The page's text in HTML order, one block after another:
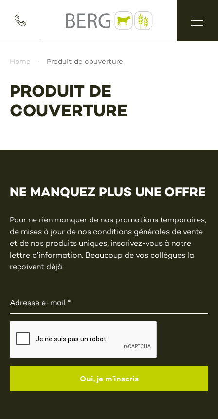
Home Produit de couverture
PRODUIT DE
COUVERTURE
NE MANQUEZ PLUS UNE OFFRE
Pour ne rien manquer de nos promotions temporaires,
de mises à jour de nos conditions générales de vente
et de nos produits uniques, inscrivez-vous à notre
lettre d’information. Beaucoup de vos collègues la
reçoivent déjà.